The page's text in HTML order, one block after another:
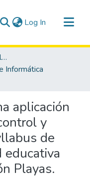
Log In (current)
Facultad de Sistemas y Telecomunicaciones
Informática
aplicación
y
de
educativa
Playas.